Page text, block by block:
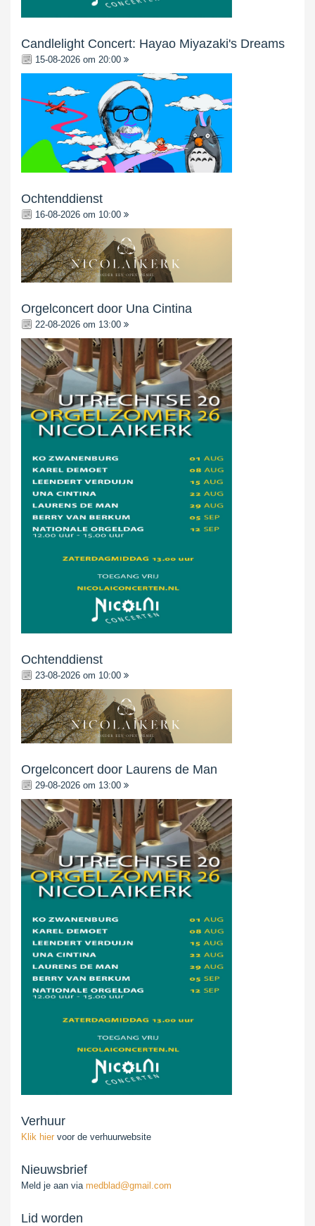
Candlelight Concert: Hayao Miyazaki's Dreams
15-08-2026 om 20:00
Ochtenddienst
16-08-2026 om 10:00
Orgelconcert door Una Cintina
22-08-2026 om 13:00
Ochtenddienst
23-08-2026 om 10:00
Orgelconcert door Laurens de Man
29-08-2026 om 13:00
Verhuur
Klik hier voor de verhuurwebsite
Nieuwsbrief
Meld je aan via medblad@gmail.com
Lid worden